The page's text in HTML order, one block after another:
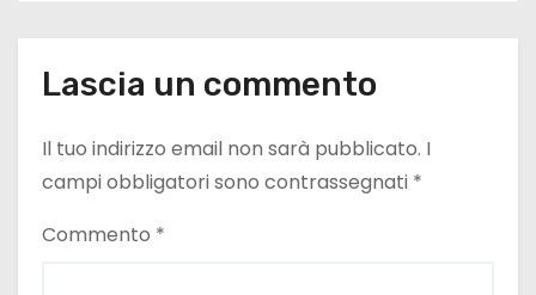
Lascia un commento
Il tuo indirizzo email non sarà pubblicato. I
campi obbligatori sono contrassegnati *
Commento *